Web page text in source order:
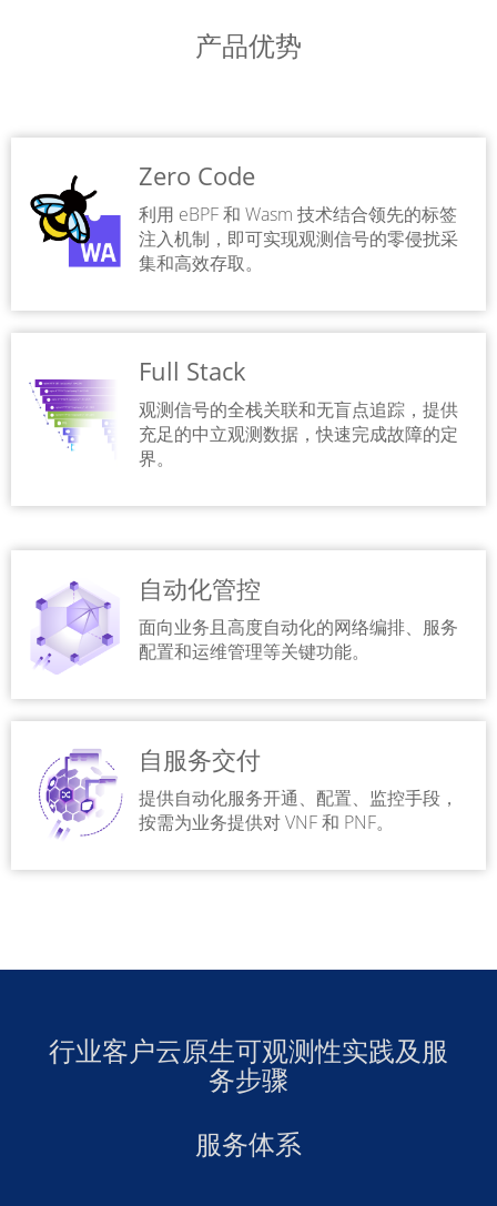
产品优势
Zero Code
利用 eBPF 和 Wasm 技术结合领先的标签
注入机制，即可实现观测信号的零侵扰采
集和高效存取。
Full Stack
观测信号的全栈关联和无盲点追踪，提供
充足的中立观测数据，快速完成故障的定
界。
自动化管控
面向业务且高度自动化的网络编排、服务
配置和运维管理等关键功能。
自服务交付
提供自动化服务开通、配置、监控手段，
按需为业务提供对 VNF 和 PNF。
行业客户云原生可观测性实践及服
务步骤
服务体系